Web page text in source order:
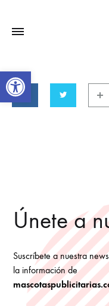
Open toolbar
Únete a
Suscríbete a nuestra
la información de